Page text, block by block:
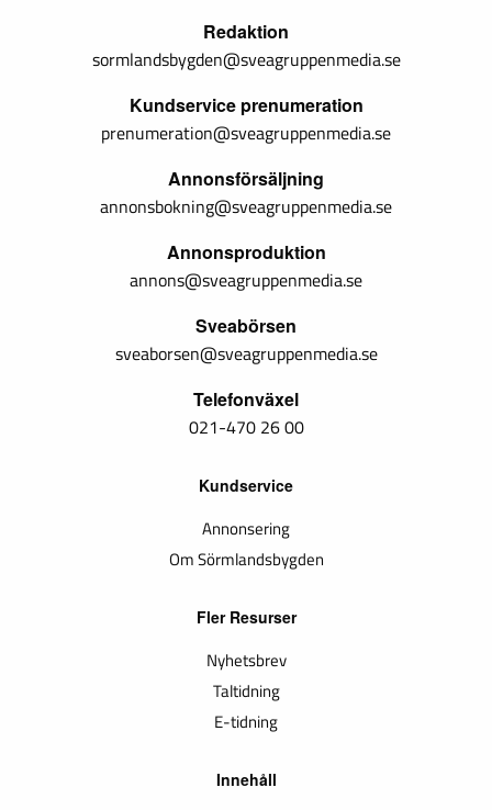
Redaktion
sormlandsbygden@sveagruppenmedia.se
Kundservice prenumeration
prenumeration@sveagruppenmedia.se
Annonsförsäljning
annonsbokning@sveagruppenmedia.se
Annonsproduktion
annons@sveagruppenmedia.se
Sveabörsen
sveaborsen@sveagruppenmedia.se
Telefonväxel
021-470 26 00
Kundservice
Annonsering
Om Sörmlandsbygden
Fler Resurser
Nyhetsbrev
Taltidning
E-tidning
Innehåll